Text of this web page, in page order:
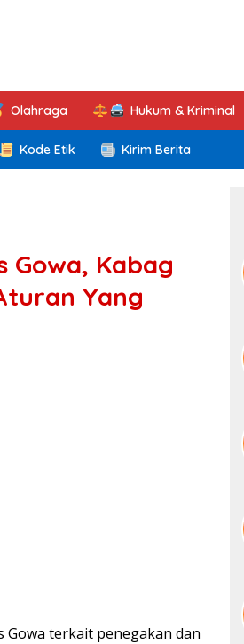
Olahraga Hukum & Kriminal
Kode Etik Kirim Berita
Gowa, Kabag
Yang
Gowa terkait penegakan dan